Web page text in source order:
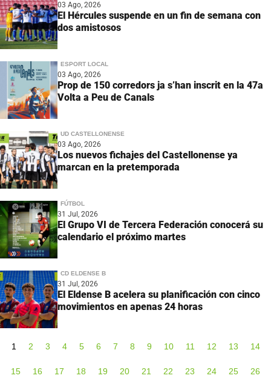
03 Ago, 2026
El Hércules suspende en un fin de semana con
dos amistosos
ESPORT LOCAL
03 Ago, 2026
Prop de 150 corredors ja s’han inscrit en la 47a
Volta a Peu de Canals
UD CASTELLONENSE
03 Ago, 2026
Los nuevos fichajes del Castellonense ya
marcan en la pretemporada
FÚTBOL
31 Jul, 2026
El Grupo VI de Tercera Federación conocerá su
calendario el próximo martes
CD ELDENSE B
31 Jul, 2026
El Eldense B acelera su planificación con cinco
movimientos en apenas 24 horas
1 2 3 4 5 6 7 8 9 10 11 12 13 14
15 16 17 18 19 20 21 22 23 24 25 26